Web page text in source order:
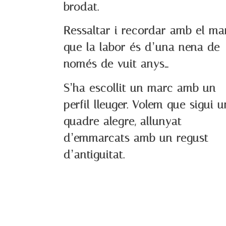
brodat.
Ressaltar i recordar amb el
que la labor és d’una nena de
només de vuit anys…
S’ha escollit un marc amb un
perfil lleuger. Volem que sigui
quadre alegre, allunyat
d’emmarcats amb un regust
d’antiguitat.